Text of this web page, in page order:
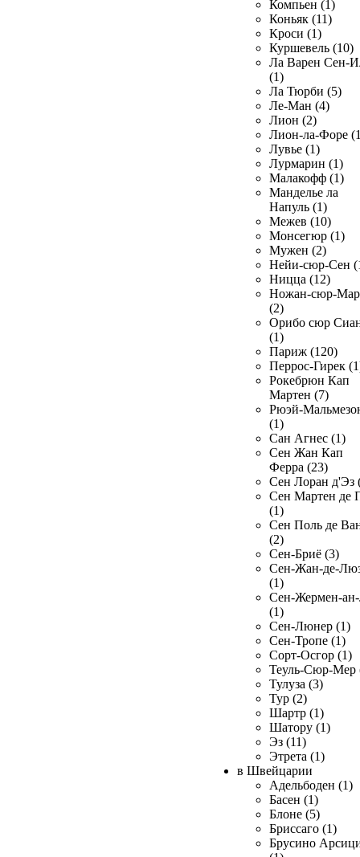
Компьен (1)
Коньяк (11)
Кроси (1)
Куршевель (10)
Ла Варен Сен-
(1)
Ла Тюрби (5)
Ле-Ман (4)
Лион (2)
Лион-ла-Форе
Лувье (1)
Лурмарин (1)
Малакофф (1)
Манделье ла
Напуль (1)
Межев (10)
Монсегюр (1)
Мужен (2)
Нейи-сюр-Сен
Ницца (12)
Ножан-сюр-
(2)
Орибо сюр
(1)
Париж (120)
Перрос-Гирек
Рокебрюн Кап
Мартен (7)
Рюэй-
(1)
Сан Агнес (1)
Сен Жан Кап
Ферра (23)
Сен Лоран д'Эз
Сен Мартен де
(1)
Сен Поль де
(2)
Сен-Бриё (3)
Сен-Жан-де-
(1)
Сен-Жермен-
(1)
Сен-Люнер (1)
Сен-Тропе (1)
Сорт-Осгор (1)
Теуль-Сюр-Мер
Тулуза (3)
Тур (2)
Шартр (1)
Шатору (1)
Эз (11)
Этрета (1)
в Швейцарии
Адельбоден (1)
Басен (1)
Блоне (5)
Бриссаго (1)
Брусино